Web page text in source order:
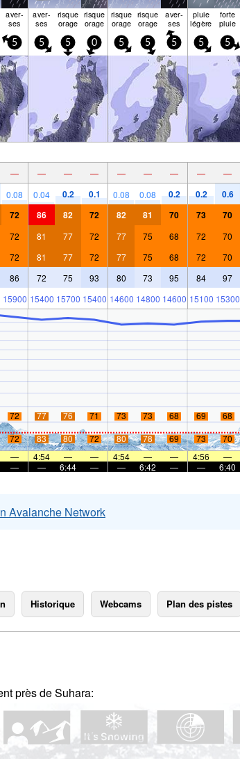
aver­
ses
aver­
ses
risque
orage
risque
orage
risque
orage
risque
orage
aver­
ses
pluie
légère
forte
pluie
5 5 5 0 5 5 5 5 5
— — — — — — — — —
0.08 0.04 0.2 0.1 0.08 0.08 0.2 0.2 0.6
72 86 82 72 82 81 70 73 70
72 81 77 72 77 75 68 72 70
72 81 77 72 77 75 68 72 70
86 72 75 93 80 73 95 84 97
15900 15400 15700 15400 14600 14800 14600 15100 15300
72 77 76 71 73 73 68 69 68
72 83 80 72 80 78 69 73 70
— 4:54 — — 4:54 — — 4:56 —
— — 6:44 — — 6:42 — — 6:40
Avalanche Network
Historique Webcams Plan des pistes
près de Suhara: